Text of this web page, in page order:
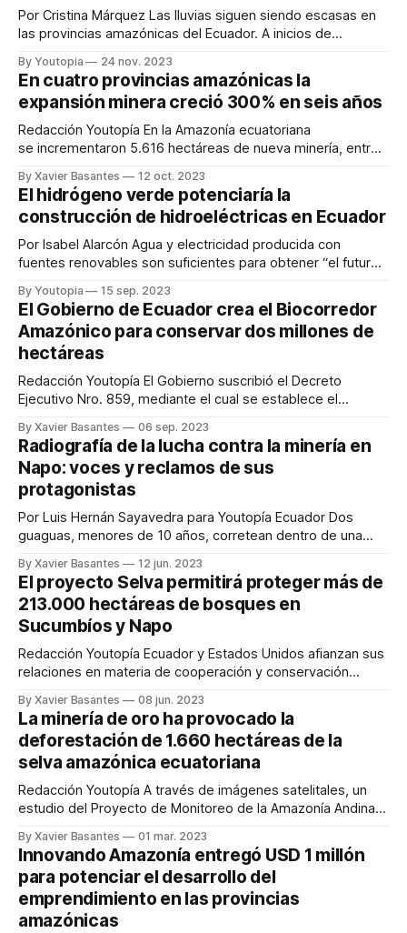
Por Cristina Márquez Las lluvias siguen siendo escasas en
las provincias amazónicas del Ecuador. A inicios de
25 años, provocó una drástica reducción en los afluentes
que conectan a centenares de comunidades indígenas y la
desaparición de lagunas y humedales.
By Youtopia 24 nov. 2023
En cuatro provincias amazónicas la
expansión minera creció 300% en seis años
Redacción Youtopía En la Amazonía ecuatoriana
se incrementaron 5.616 hectáreas de nueva minería, entre
crecimiento del 300%. En total, la actividad minera ya
alcanza una superficie de 7.495 hectáreas al 2021, que es
equivalente a 10.555 canchas de
By Xavier Basantes 12 oct. 2023
El hidrógeno verde potenciaría la
construcción de hidroeléctricas en Ecuador
Por Isabel Alarcón Agua y electricidad producida con
fuentes renovables son suficientes para obtener “el futuro
Santos Alvite, ministro de Energía y Minas de Ecuador, para
describir al hidrógeno verde y anunciar oficialmente que
esta “gasolina del futuro” ya es
By Youtopia 15 sep. 2023
El Gobierno de Ecuador crea el Biocorredor
Amazónico para conservar dos millones de
hectáreas
Redacción Youtopía El Gobierno suscribió el Decreto
Ejecutivo Nro. 859, mediante el cual se establece el
espera lograr que dos millones de hectáreas de territorio,
agua y bosque se incluyan en nuevos esquemas de
conservación. El objetivo es implementar un modelo de
By Xavier Basantes 06 sep. 2023
Radiografía de la lucha contra la minería en
Napo: voces y reclamos de sus
protagonistas
Por Luis Hernán Sayavedra para Youtopía Ecuador Dos
guaguas, menores de 10 años, corretean dentro de una
profundidad. Esta es una de las tantas que yacen entre los
montículos de piedras y sedimentos con alturas que
alcanzan los tres metros.
By Xavier Basantes 12 jun. 2023
El proyecto Selva permitirá proteger más de
213.000 hectáreas de bosques en
Sucumbíos y Napo
Redacción Youtopía Ecuador y Estados Unidos afianzan sus
relaciones en materia de cooperación y conservación
Desarrollo. Este convenio establece los lineamientos de los
proyectos liderados por la Agencia de los Estados Unidos
para el Desarrollo Internacional (Usaid, por sus siglas
By Xavier Basantes 08 jun. 2023
La minería de oro ha provocado la
deforestación de 1.660 hectáreas de la
selva amazónica ecuatoriana
Redacción Youtopía A través de imágenes satelitales, un
estudio del Proyecto de Monitoreo de la Amazonía Andina
relacionadas con minería aurífera. El informe señala que
unas 1.660 hectáreas han sido deforestadas en Ecuador
desde el 2017. Esa extensión equivale a
By Xavier Basantes 01 mar. 2023
Innovando Amazonía entregó USD 1 millón
para potenciar el desarrollo del
emprendimiento en las provincias
amazónicas